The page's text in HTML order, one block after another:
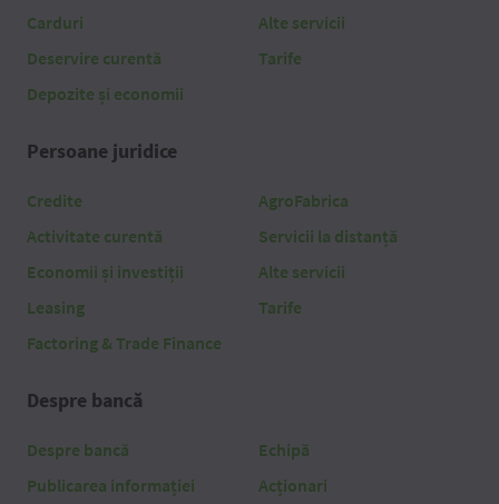
Carduri
Deservire curentă
Depozite și economii
Alte servicii
Tarife
Persoane juridice
Credite
Activitate curentă
Economii și investiții
Leasing
Factoring & Trade Finance
AgroFabrica
Servicii la distanță
Alte servicii
Tarife
Despre bancă
Despre bancă
Publicarea informației
Echipă
Acționari